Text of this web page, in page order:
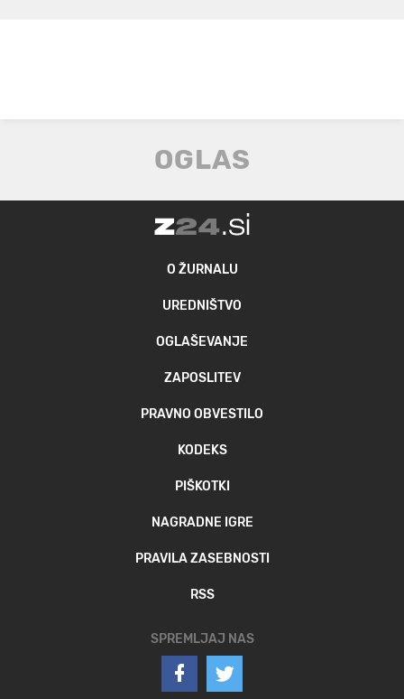
O ŽURNALU
UREDNIŠTVO
OGLAŠEVANJE
ZAPOSLITEV
PRAVNO OBVESTILO
KODEKS
PIŠKOTKI
NAGRADNE IGRE
PRAVILA ZASEBNOSTI
RSS
SPREMLJAJ NAS